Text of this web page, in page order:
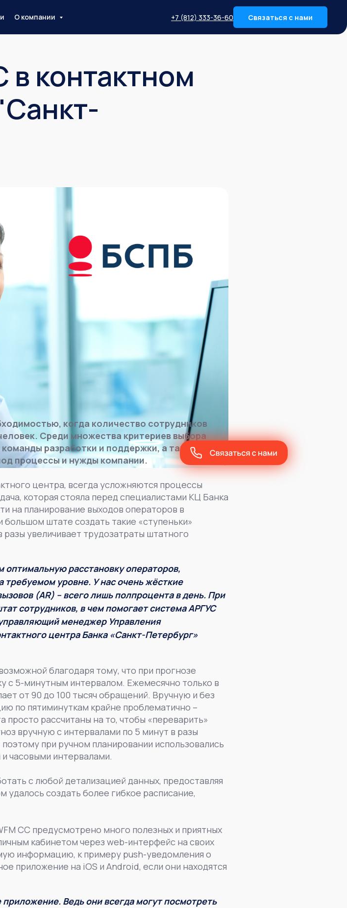
О компании +7 (812) 333-36-60 Связаться с нами
в контактном
когда количество сотрудников
Среди множества критериев выбора
разработки и поддержки, а также
процессы и нужды компании.
центра, всегда усложняются процессы
которая стояла перед специалистами КЦ Банка
на планирование выходов операторов в
штате создать такие «ступеньки»
увеличивает трудозатраты штатного
расстановку операторов,
требуемом уровне. У нас очень жёсткие
(AR) – всего лишь полпроцента в день. При
сотрудников, в чем помогает система АРГУС
менеджер Управления
центра Банка «Санкт-Петербург»
благодаря тому, что при прогнозе
с 5-минутным интервалом. Ежемесячно только в
от 90 до 100 тысяч обращений. Вручную и без
по пятиминуткам крайне проблематично –
рассчитаны на то, чтобы «переварить»
вручную с интервалами по 5 минут в разы
при ручном планировании использовались
часовыми интервалами.
с любой детализацией данных, предоставляя
создать более гибкое расписание,
CC предусмотрено много полезных и приятных
кабинетом через web-интерфейс на своих
информацию, к примеру push-уведомления о
приложение на iOS и Android, если они находятся
Ведь они всегда могут посмотреть